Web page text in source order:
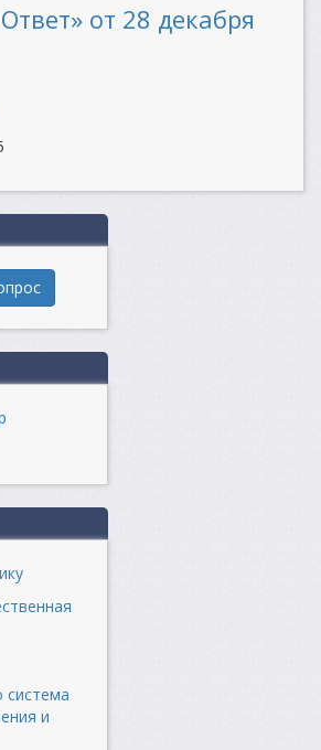
от 28 декабря
система
и